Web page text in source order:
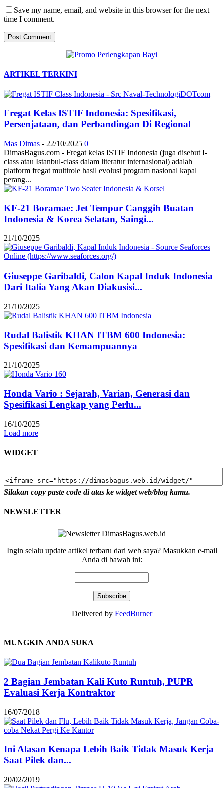
Save my name, email, and website in this browser for the next
time I comment.
ARTIKEL TERKINI
Fregat Kelas ISTIF Indonesia: Spesifikasi,
Persenjataan, dan Perbandingan Di Regional
Mas Dimas - 22/10/2025 0
DimasBagus.com - Fregat kelas ISTIF Indonesia (juga disebut I-
class atau Istanbul-class dalam literatur internasional) adalah
platform fregat multirole hasil evolusi program nasional kapal
perang...
KF-21 Boramae: Jet Tempur Canggih Buatan
Indonesia & Korea Selatan, Saingi...
21/10/2025
Giuseppe Garibaldi, Calon Kapal Induk Indonesia
Dari Italia Yang Akan Diakusisi...
21/10/2025
Rudal Balistik KHAN ITBM 600 Indonesia:
Spesifikasi dan Kemampuannya
21/10/2025
Honda Vario : Sejarah, Varian, Generasi dan
Spesifikasi Lengkap yang Perlu...
16/10/2025
Load more
WIDGET
Silakan copy paste code di atas ke widget web/blog kamu.
NEWSLETTER
Ingin selalu update artikel terbaru dari web saya? Masukkan e-mail
Anda di bawah ini:
Delivered by FeedBurner
MUNGKIN ANDA SUKA
2 Bagian Jembatan Kali Kuto Runtuh, PUPR
Evaluasi Kerja Kontraktor
16/07/2018
Ini Alasan Kenapa Lebih Baik Tidak Masuk Kerja
Saat Pilek dan...
20/02/2019